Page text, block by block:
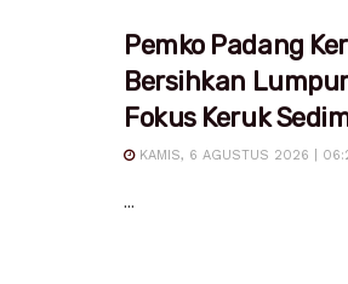
Pemko Padang
Bersihkan
Fokus Keruk
KAMIS, 6 AGUSTUS 2026 |
...